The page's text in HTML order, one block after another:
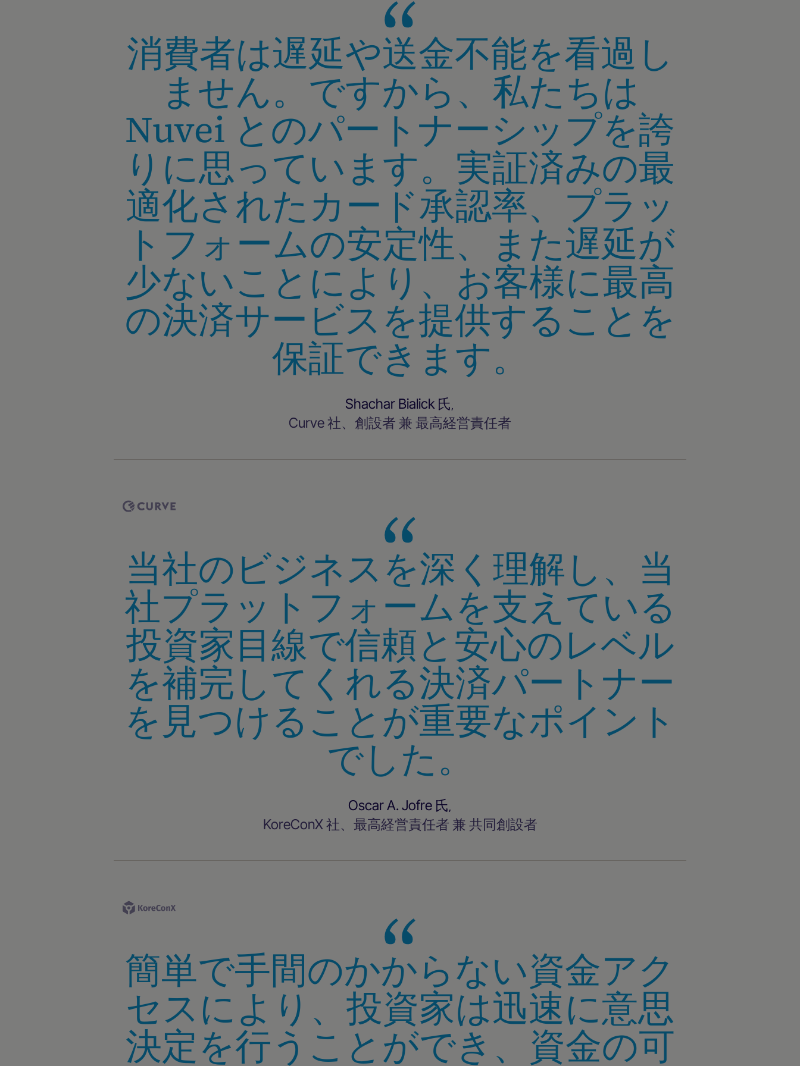
消費者は遅延や送金不能を看過し
ません。ですから、私たちは
Nuvei とのパートナーシップを誇
りに思っています。実証済みの最
適化されたカード承認率、プラッ
トフォームの安定性、また遅延が
少ないことにより、お客様に最高
の決済サービスを提供することを
保証できます。
Shachar Bialick 氏,
Curve 社、創設者 兼 最高経営責任者
当社のビジネスを深く理解し、当
社プラットフォームを支えている
投資家目線で信頼と安心のレベル
を補完してくれる決済パートナー
を見つけることが重要なポイント
でした。
Oscar A. Jofre 氏
KoreConX 社、最高経営責任者 兼 共同創設者
簡単で手間のかからない資金アク
セスにより、投資家は迅速に意思
決定を行うことができ、資金の可